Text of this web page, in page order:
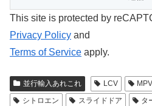
This site is protected by
Privacy Policy and
Terms of Service apply.
並行輸入あれこれ LCV MPV
シトロエン
スライドドア タ